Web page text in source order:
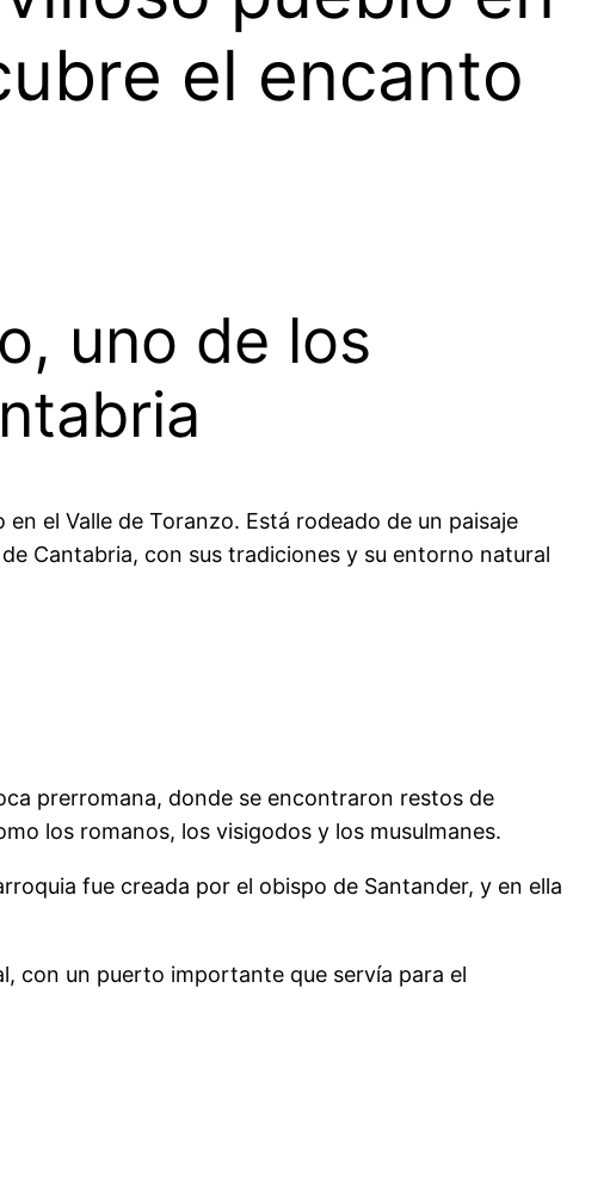
el encanto
uno de los
el Valle de Toranzo. Está rodeado de un paisaje
Cantabria, con sus tradiciones y su entorno natural
prerromana, donde se encontraron restos de
los romanos, los visigodos y los musulmanes.
fue creada por el obispo de Santander, y en ella
con un puerto importante que servía para el